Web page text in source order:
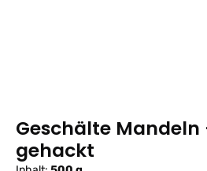
Geschälte Mandeln
gehackt